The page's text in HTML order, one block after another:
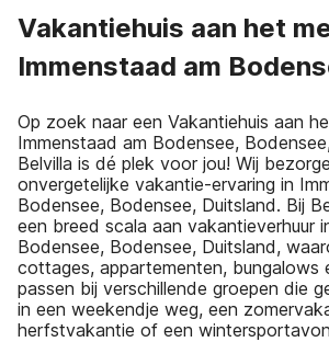
Vakantiehuis aan het
Immenstaad am
Op zoek naar een Vakantiehuis aan
Immenstaad am Bodensee,
Belvilla is dé plek voor jou! Wij
onvergetelijke vakantie-ervaring in
Bodensee, Bodensee, Duitsland. Bij
een breed scala aan vakantieverhuur
Bodensee, Bodensee, Duitsland,
cottages, appartementen, bungalows
passen bij verschillende groepen die
in een weekendje weg, een
herfstvakantie of een